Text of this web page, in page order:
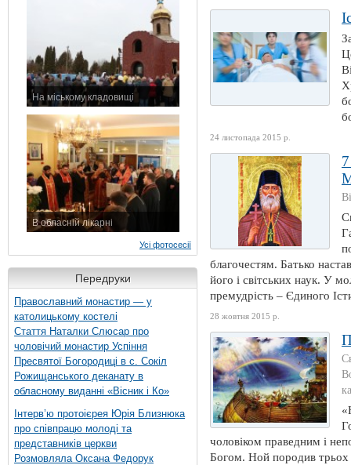
На міському кладовищі
В обласній лікарні
Усі фотосесії
Передруки
Православний монастир — у
католицькому костелі
Стаття Наталки Слюсар про
чоловічий монастир Успіння
Пресвятої Богородиці в с. Сокіл
Рожищанського деканату в
обласному виданні «Вісник і Ко»
Інтерв’ю протоієрея Юрія Близнюка
про співпрацю молоді та
представників церкви
Розмовляла Оксана Федорук
24 листопада 2015 р.
благочестям. Батько
його і світських наук. У
премудрість – Єдиного
28 жовтня 2015 р.
чоловіком праведним і
Богом. Ной породив